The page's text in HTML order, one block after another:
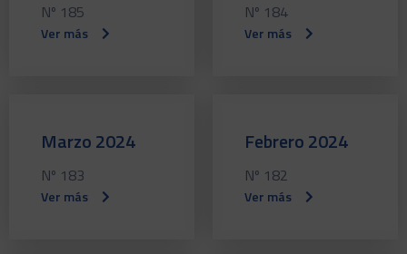
Nº 185
Ver más
Nº 184
Ver más
Marzo 2024
Nº 183
Ver más
Febrero 2024
Nº 182
Ver más